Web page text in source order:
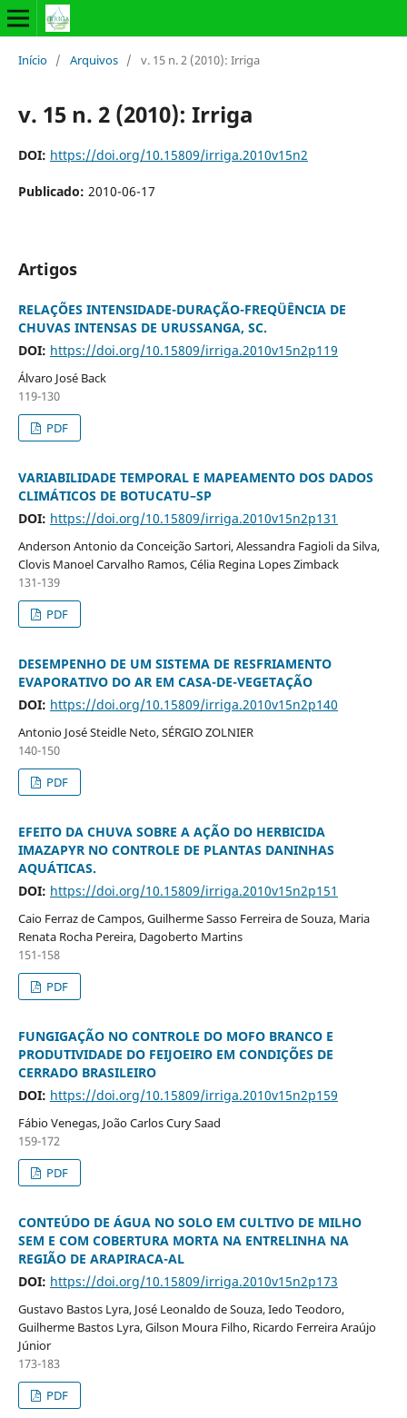
Início / Arquivos / v. 15 n. 2 (2010): Irriga
v. 15 n. 2 (2010): Irriga
DOI: https://doi.org/10.15809/irriga.2010v15n2
Publicado: 2010-06-17
Artigos
RELAÇÕES INTENSIDADE-DURAÇÃO-FREQÜÊNCIA DE
CHUVAS INTENSAS DE URUSSANGA, SC.
DOI: https://doi.org/10.15809/irriga.2010v15n2p119
Álvaro José Back
119-130
PDF
VARIABILIDADE TEMPORAL E MAPEAMENTO DOS DADOS
CLIMÁTICOS DE BOTUCATU–SP
DOI: https://doi.org/10.15809/irriga.2010v15n2p131
Anderson Antonio da Conceição Sartori, Alessandra Fagioli da Silva,
Clovis Manoel Carvalho Ramos, Célia Regina Lopes Zimback
131-139
PDF
DESEMPENHO DE UM SISTEMA DE RESFRIAMENTO
EVAPORATIVO DO AR EM CASA-DE-VEGETAÇÃO
DOI: https://doi.org/10.15809/irriga.2010v15n2p140
Antonio José Steidle Neto, SÉRGIO ZOLNIER
140-150
PDF
EFEITO DA CHUVA SOBRE A AÇÃO DO HERBICIDA
IMAZAPYR NO CONTROLE DE PLANTAS DANINHAS
AQUÁTICAS.
DOI: https://doi.org/10.15809/irriga.2010v15n2p151
Caio Ferraz de Campos, Guilherme Sasso Ferreira de Souza, Maria
Renata Rocha Pereira, Dagoberto Martins
151-158
PDF
FUNGIGAÇÃO NO CONTROLE DO MOFO BRANCO E
PRODUTIVIDADE DO FEIJOEIRO EM CONDIÇÕES DE
CERRADO BRASILEIRO
DOI: https://doi.org/10.15809/irriga.2010v15n2p159
Fábio Venegas, João Carlos Cury Saad
159-172
PDF
CONTEÚDO DE ÁGUA NO SOLO EM CULTIVO DE MILHO
SEM E COM COBERTURA MORTA NA ENTRELINHA NA
REGIÃO DE ARAPIRACA-AL
DOI: https://doi.org/10.15809/irriga.2010v15n2p173
Gustavo Bastos Lyra, José Leonaldo de Souza, Iedo Teodoro,
Guilherme Bastos Lyra, Gilson Moura Filho, Ricardo Ferreira Araújo
Júnior
173-183
PDF